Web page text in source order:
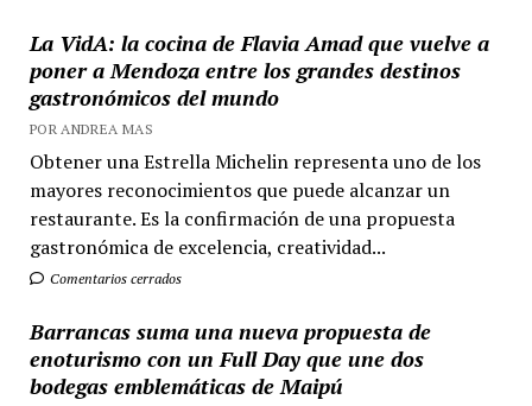
La VidA: la cocina de Flavia Amad que vuelve a
poner a Mendoza entre los grandes destinos
gastronómicos del mundo
POR ANDREA MAS
Obtener una Estrella Michelin representa uno de los
mayores reconocimientos que puede alcanzar un
restaurante. Es la confirmación de una propuesta
gastronómica de excelencia, creatividad...
Comentarios cerrados
Barrancas suma una nueva propuesta de
enoturismo con un Full Day que une dos
bodegas emblemáticas de Maipú